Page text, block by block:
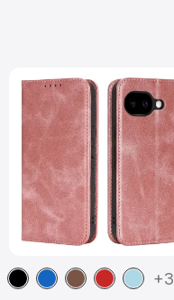
NoirBleuMarronRouge
Bleu+3